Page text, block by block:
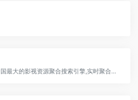
茶杯狐cupfox是中国最大的影视资源聚合搜索引擎,实时聚合全网优质影视资源。